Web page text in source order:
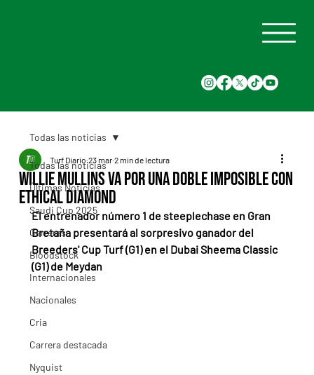
Todas las noticias
Últimas Noticias
Saudi Cup 2025
Carreras
Bloodstock
Internacionales
Nacionales
Cria
Carrera destacada
Nyquist
Todas las noticias
Willie Mullins va por una doble imposible con
Ethical Diamond
Turf Diario 23 mar 2 min de lectura
El entrenador número 1 de steeplechase en Gran
Bretaña presentará al sorpresivo ganador del
Breeders' Cup Turf (G1) en el Dubai Sheema Classic
(G1) de Meydan